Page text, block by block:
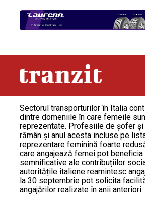
Sectorul transporturilor în Italia
dintre domeniile în care femeile
reprezentate. Profesiile de șofer și
rămân și anul acesta incluse pe
reprezentare feminină foarte
care angajează femei pot
semnificative ale contribuțiilor
autoritățile italiene reamintesc
la 30 septembrie pot solicita
angajărilor realizate în anii anteriori.